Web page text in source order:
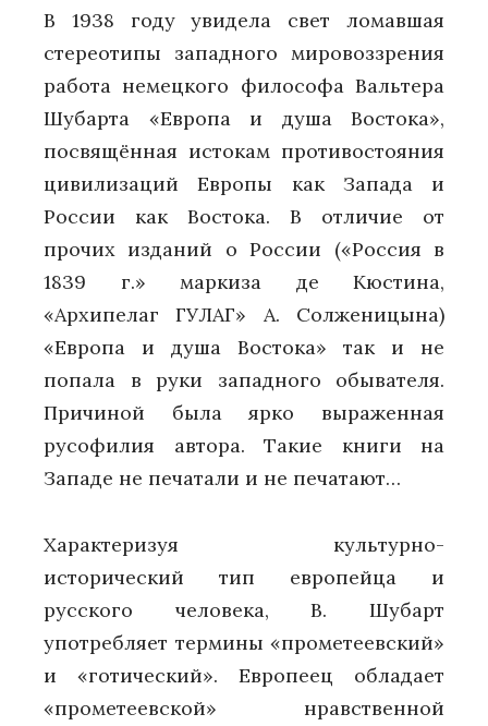
В 1938 году увидела свет ломавшая
стереотипы западного мировоззрения
работа немецкого философа Вальтера
Шубарта «Европа и душа Востока»,
посвящённая истокам противостояния
цивилизаций Европы как Запада и
России как Востока. В отличие от
прочих изданий о России («Россия в
1839 г.» маркиза де Кюстина,
«Архипелаг ГУЛАГ» А. Солженицына)
«Европа и душа Востока» так и не
попала в руки западного обывателя.
Причиной была ярко выраженная
русофилия автора. Такие книги на
Западе не печатали и не печатают…
Характеризуя культурно-
исторический тип европейца и
русского человека, В. Шубарт
употребляет термины «прометеевский»
и «готический». Европеец обладает
«прометеевской» нравственной